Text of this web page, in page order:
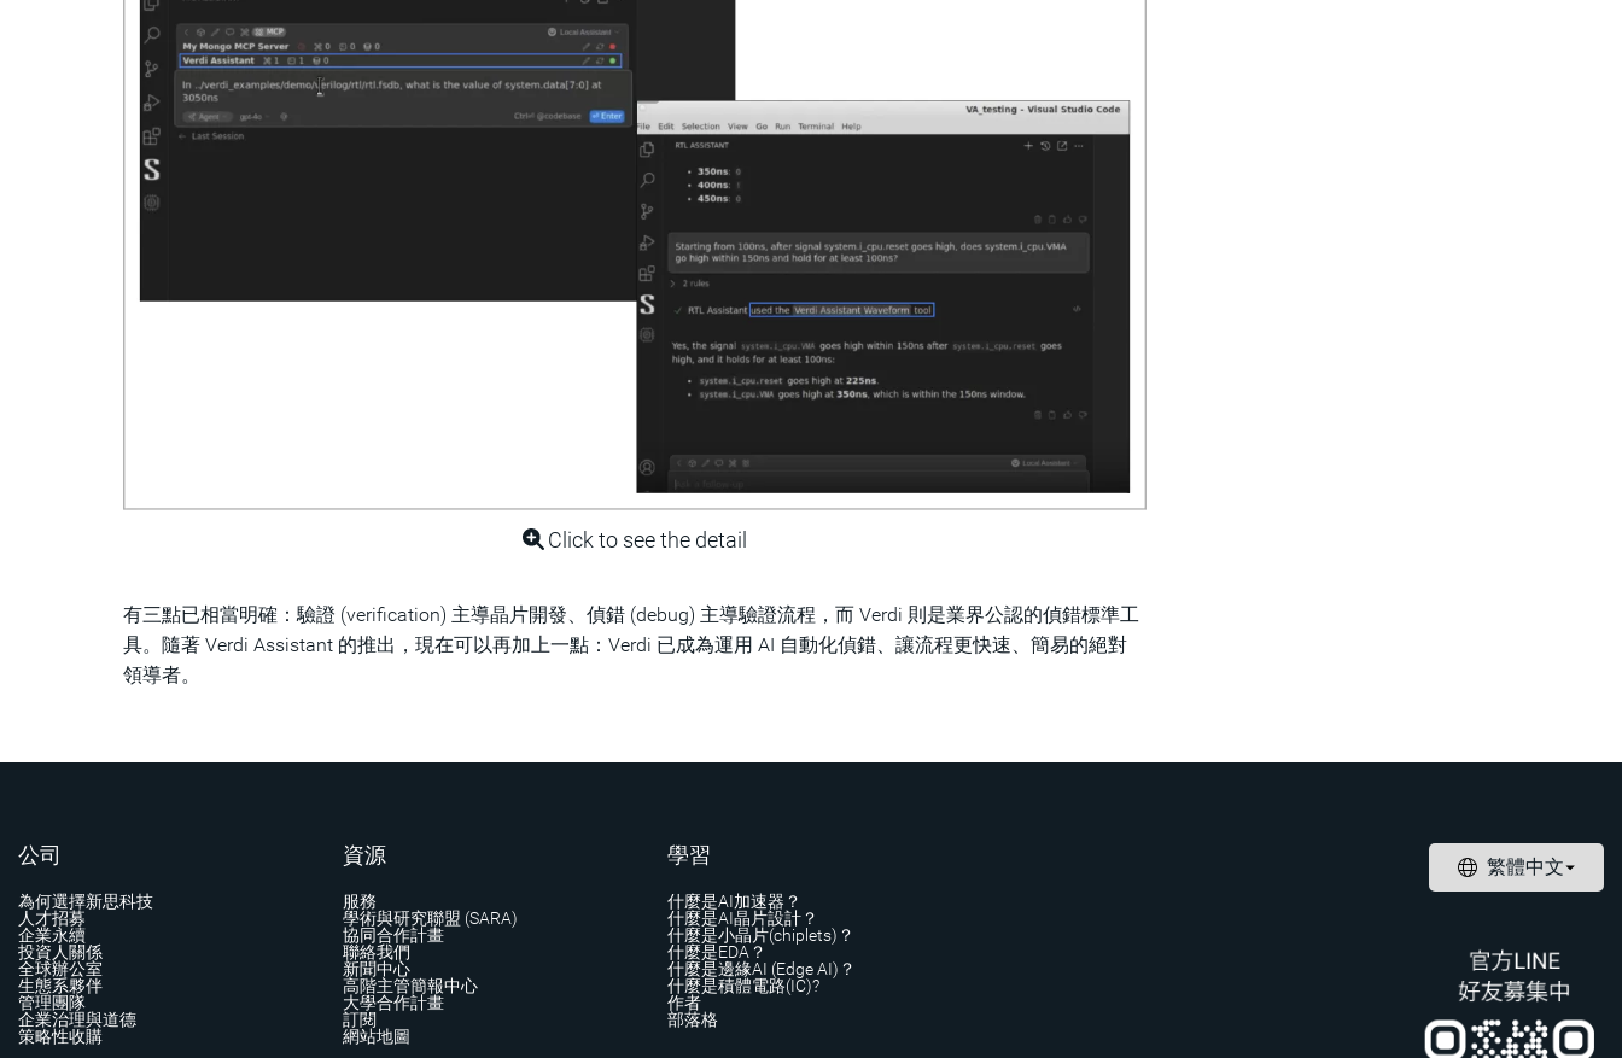
Click to see the detail
有三點已相當明確：驗證 (verification) 主導晶片開發、偵錯 (debug) 主導驗證流程，而 Verdi 則是業界公認的偵錯標準工
具。隨著 Verdi Assistant 的推出，現在可以再加上一點：Verdi 已成為運用 AI 自動化偵錯、讓流程更快速、簡易的絕對
領導者。
公司
為何選擇新思科技
人才招募
企業永續
投資人關係
全球辦公室
生態系夥伴
管理團隊
企業治理與道德
策略性收購
資源
服務
學術與研究聯盟 (SARA)
協同合作計畫
聯絡我們
新聞中心
高階主管簡報中心
大學合作計畫
訂閱
網站地圖
學習
什麼是AI加速器？
什麼是AI晶片設計？
什麼是小晶片(chiplets)？
什麼是EDA？
什麼是邊緣AI (Edge AI)？
什麼是積體電路(IC)?
作者
部落格